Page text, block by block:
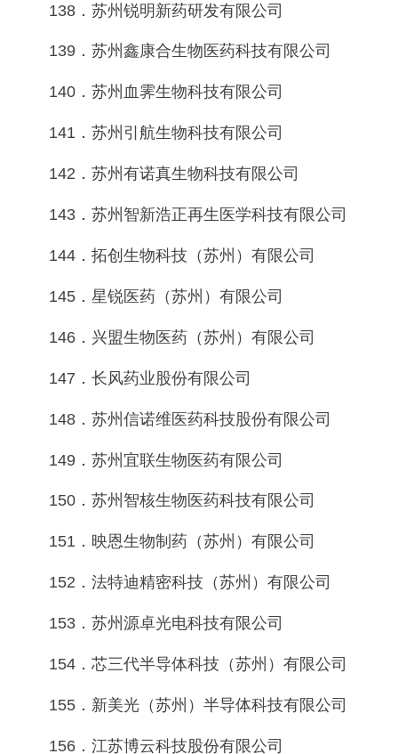
138．苏州锐明新药研发有限公司
139．苏州鑫康合生物医药科技有限公司
140．苏州血霁生物科技有限公司
141．苏州引航生物科技有限公司
142．苏州有诺真生物科技有限公司
143．苏州智新浩正再生医学科技有限公司
144．拓创生物科技（苏州）有限公司
145．星锐医药（苏州）有限公司
146．兴盟生物医药（苏州）有限公司
147．长风药业股份有限公司
148．苏州信诺维医药科技股份有限公司
149．苏州宜联生物医药有限公司
150．苏州智核生物医药科技有限公司
151．映恩生物制药（苏州）有限公司
152．法特迪精密科技（苏州）有限公司
153．苏州源卓光电科技有限公司
154．芯三代半导体科技（苏州）有限公司
155．新美光（苏州）半导体科技有限公司
156．江苏博云科技股份有限公司